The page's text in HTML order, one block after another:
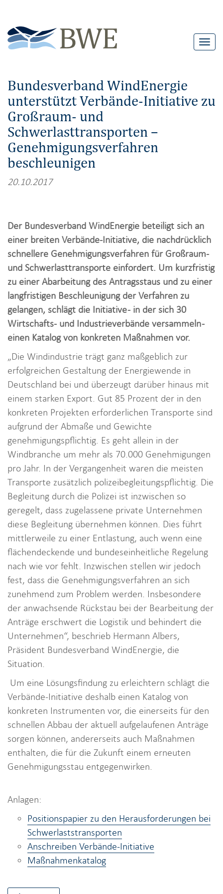
T
l
o
n
Bundesverband WindEnergie
unterstützt Verbände-Initiative zu
Großraum- und
Schwerlasttransporten –
Genehmigungsverfahren
beschleunigen
20.10.2017
Der Bundesverband WindEnergie beteiligt sich an
einer breiten Verbände-Initiative, die nachdrücklich
schnellere Genehmigungsverfahren für Großraum-
und Schwerlasttransporte einfordert. Um kurzfristig
zu einer Abarbeitung des Antragsstaus und zu einer
langfristigen Beschleunigung der Verfahren zu
gelangen, schlägt die Initiative - in der sich 30
Wirtschafts- und Industrieverbände versammeln -
einen Katalog von konkreten Maßnahmen vor.
„Die Windindustrie trägt ganz maßgeblich zur
erfolgreichen Gestaltung der Energiewende in
Deutschland bei und überzeugt darüber hinaus mit
einem starken Export. Gut 85 Prozent der in den
konkreten Projekten erforderlichen Transporte sind
aufgrund der Abmaße und Gewichte
genehmigungspflichtig. Es geht allein in der
Windbranche um mehr als 70.000 Genehmigungen
pro Jahr. In der Vergangenheit waren die meisten
Transporte zusätzlich polizeibegleitungspflichtig. Die
Begleitung durch die Polizei ist inzwischen so
geregelt, dass zugelassene private Unternehmen
diese Begleitung übernehmen können. Dies führt
mittlerweile zu einer Entlastung, auch wenn eine
flächendeckende und bundeseinheitliche Regelung
nach wie vor fehlt. Inzwischen stellen wir jedoch
fest, dass die Genehmigungsverfahren an sich
zunehmend zum Problem werden. Insbesondere
der anwachsende Rückstau bei der Bearbeitung der
Anträge erschwert die Logistik und behindert die
Unternehmen“, beschrieb Hermann Albers,
Präsident Bundesverband WindEnergie, die
Situation.
Um eine Lösungsfindung zu erleichtern schlägt die
Verbände-Initiative deshalb einen Katalog von
konkreten Instrumenten vor, die einerseits für den
schnellen Abbau der aktuell aufgelaufenen Anträge
sorgen können, andererseits auch Maßnahmen
enthalten, die für die Zukunft einem erneuten
Genehmigungsstau entgegenwirken.
Anlagen:
Positionspapier zu den Herausforderungen bei
Schwerlaststransporten
Anschreiben Verbände-Initiative
Maßnahmenkatalog